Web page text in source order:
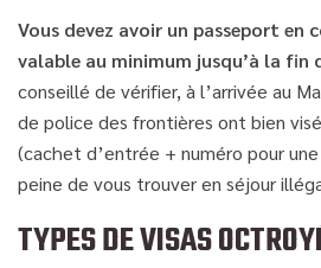
Vous devez avoir un passeport en
valable au minimum jusqu’à la fin
conseillé de vérifier, à l’arrivée au
de police des frontières ont bien
(cachet d’entrée + numéro pour
peine de vous trouver en séjour
TYPES DE VISAS